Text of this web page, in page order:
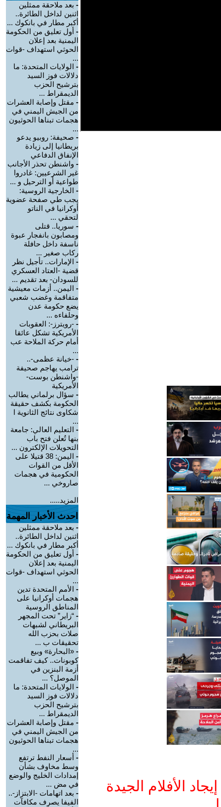
الأفلام الجيدة
- بعد ملاحقة ممثلين
اثنين لداخل الطائرة..
أكبر مطار في بانكوك ...
- أول تعليق من الحكومة
اليمنية بعد إعلان
الحوثي استهداف -قوات
...
- الولايات المتحدة: ما
دلالات فوز السيد
بترشيح الحزب
الديمقراط ...
- مقتل وإصابة العشرات
من الجيش اليمني في
هجمات تبناها الحوثيون
...
- صحيفة: روبيو يدعو
بريطانيا إلى زيادة
الإنفاق الدفاعي
- واشنطن تحذر الأجانب
غير الشرعيين: غادروا
طواعية أو الترحيل و ...
- الخارجية الروسية:
يجب طي صفحة عضوية
أوكرانيا في الناتو
لتحقي ...
- سوريا.. قتلى
ومصابون بانفجار عبوة
ناسفة داخل حافلة
ركاب صغير ...
- الإمارات.. تأجيل نظر
قضية -العتاد العسكري
للسودان- بعد تقديم ...
- اليمن.. أزمات معيشية
متفاقمة وغضب شعبي
يضع حكومة عدن
وحلفاءه ...
- -رويترز-: العقوبات
الأمريكية تشكل عائقا
أمام حركة الملاحة عب
...
- -خيانة عظمى-..
ترامب يهاجم صحيفة
-واشنطن بوست-
الأمريكية
- سؤال برلماني يطالب
الحكومة بكشف حقيقة
شكاوى نتائج الثانوية ا
...
- التعليم العالي: جامعة
بنها تُعلن فتح باب
التحويلات الإلكترون ...
-
اليمن: 38 قتيلا على
الأقل من القوات
الحكومية في هجمات
صاروخي ...
المزيد.....
احدث الأخبار المهمة
- بعد ملاحقة ممثلين
اثنين لداخل الطائرة..
أكبر مطار في بانكوك ...
- أول تعليق من الحكومة
اليمنية بعد إعلان
الحوثي استهداف -قوات
...
- الأمم المتحدة تدين
هجمات أوكرانيا على
المناطق الروسية
- “زاير” تحت المجهر
البريطاني لشبهات
صلات بحزب الله
تحقيقات ب ...
- «البحارة» وبيع
كوبونات.. كيف تفاقمت
أزمة البنزين في
الموصل؟ ...
- الولايات المتحدة: ما
دلالات فوز السيد
بترشيح الحزب
الديمقراط ...
- مقتل وإصابة العشرات
من الجيش اليمني في
هجمات تبناها الحوثيون
...
- أسعار النفط ترتفع
وسط مخاوف بشأن
إمدادات الخليج والوضع
في مض ...
- بعد اتهامات -الابتزاز-..
الفيفا يصرف مكافآت